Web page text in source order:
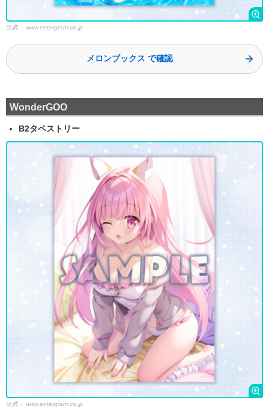
出典： www.entergram.co.jp
メロンブックス で確認
WonderGOO
B2タペストリー
出典： www.entergram.co.jp